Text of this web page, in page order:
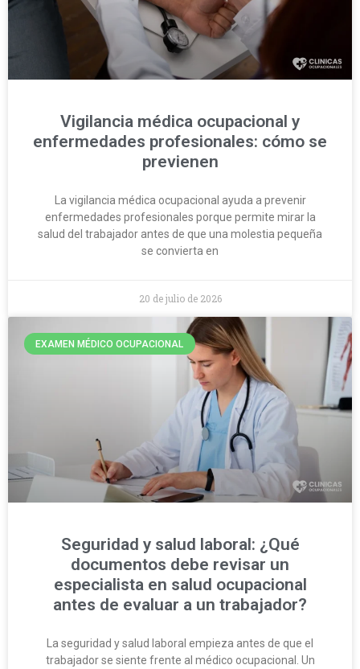
Vigilancia médica ocupacional y
enfermedades profesionales: cómo se
previenen
La vigilancia médica ocupacional ayuda a prevenir
enfermedades profesionales porque permite mirar la
salud del trabajador antes de que una molestia pequeña
se convierta en
20 de julio de 2026
EXAMEN MÉDICO OCUPACIONAL
Seguridad y salud laboral: ¿Qué
documentos debe revisar un
especialista en salud ocupacional
antes de evaluar a un trabajador?
La seguridad y salud laboral empieza antes de que el
trabajador se siente frente al médico ocupacional. Un